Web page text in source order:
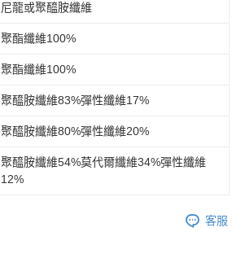
尼龍或聚醯胺纖維
聚酯纖維100%
聚酯纖維100%
聚醯胺纖維83%彈性纖維17%
聚醯胺纖維80%彈性纖維20%
聚醯胺纖維54%莫代爾纖維34%彈性纖維
12%
客服